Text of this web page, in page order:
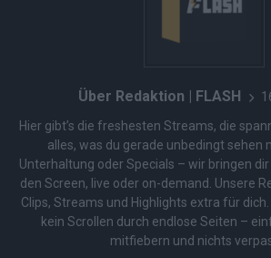
Über Redaktion | FLASH
Hier gibt’s die freshesten Streams, die
alles, was du gerade unbedingt sehen
Unterhaltung oder Specials – wir bringen
den Screen, live oder on-demand. Unsere
Clips, Streams und Highlights extra für
kein Scrollen durch endlose Seiten –
mitfiebern und nichts